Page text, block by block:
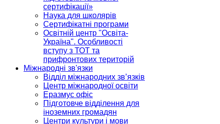
сертифікації»
Наука для школярів
Сертифікатні програми
Освітній центр "Освіта-
Україна". Особливості
вступу з ТОТ та
прифронтових територій
Міжнародні зв'язки
Відділ міжнародних зв’язків
Центр міжнародної освіти
Еразмус офіс
Підготовче відділення для
іноземних громадян
Центри культури і мови